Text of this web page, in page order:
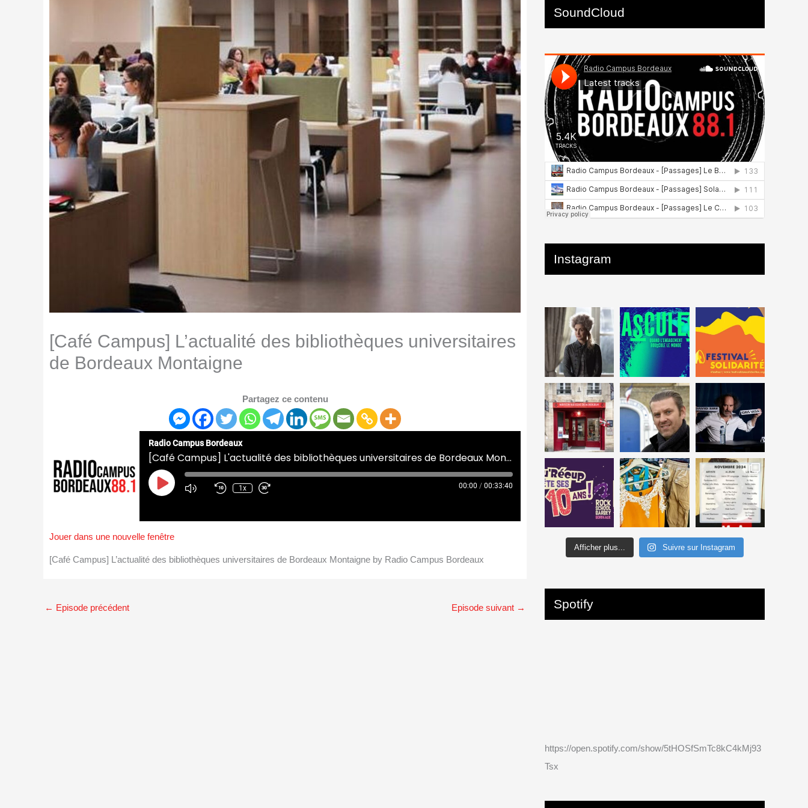
[Café Campus] L’actualité des bibliothèques universitaires
de Bordeaux Montaigne
Partagez ce contenu
Radio Campus Bordeaux
[Café Campus] L'actualité des bibliothèques universitaires de Bordeaux Montaigne
Play
Episode
1x 00:00 / 00:33:40
Jouer dans une nouvelle fenêtre
[Café Campus] L’actualité des bibliothèques universitaires de Bordeaux Montaigne by Radio Campus Bordeaux
← Episode précédent Episode suivant →
SoundCloud
Instagram
Afficher plus... Suivre sur Instagram
Spotify
https://open.spotify.com/show/5tHOSfSmTc8kC4kMj93
Tsx